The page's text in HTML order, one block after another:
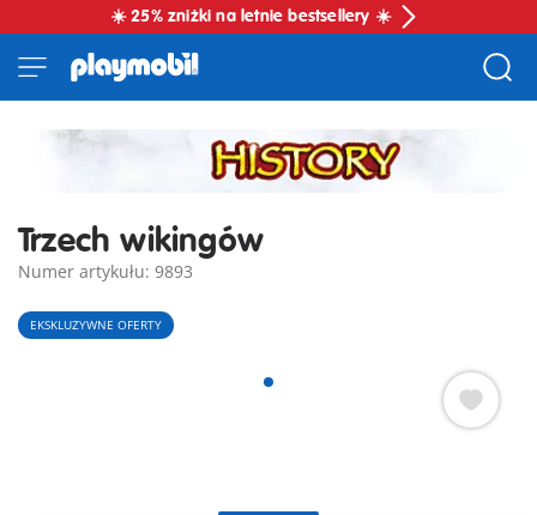
☀️ 25% zniżki na letnie bestsellery ☀️
Trzech wikingów
Numer artykułu: 9893
EKSKLUZYWNE OFERTY